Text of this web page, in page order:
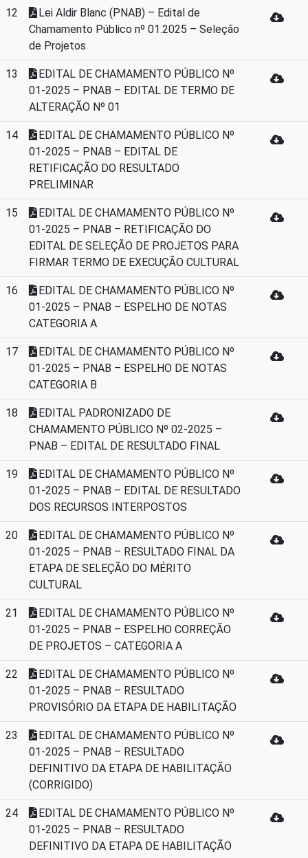
12
Lei Aldir Blanc (PNAB) – Edital de
Chamamento Público nº 01.2025 – Seleção
de Projetos
13
EDITAL DE CHAMAMENTO PÚBLICO Nº
01-2025 – PNAB – EDITAL DE TERMO DE
ALTERAÇÃO Nº 01
14
EDITAL DE CHAMAMENTO PÚBLICO Nº
01-2025 – PNAB – EDITAL DE
RETIFICAÇÃO DO RESULTADO
PRELIMINAR
15
EDITAL DE CHAMAMENTO PÚBLICO Nº
01-2025 – PNAB – RETIFICAÇÃO DO
EDITAL DE SELEÇÃO DE PROJETOS PARA
FIRMAR TERMO DE EXECUÇÃO CULTURAL
16
EDITAL DE CHAMAMENTO PÚBLICO Nº
01-2025 – PNAB – ESPELHO DE NOTAS
CATEGORIA A
17
EDITAL DE CHAMAMENTO PÚBLICO Nº
01-2025 – PNAB – ESPELHO DE NOTAS
CATEGORIA B
18
EDITAL PADRONIZADO DE
CHAMAMENTO PÚBLICO Nº 02-2025 –
PNAB – EDITAL DE RESULTADO FINAL
19
EDITAL DE CHAMAMENTO PÚBLICO Nº
01-2025 – PNAB – EDITAL DE RESULTADO
DOS RECURSOS INTERPOSTOS
20
EDITAL DE CHAMAMENTO PÚBLICO Nº
01-2025 – PNAB – RESULTADO FINAL DA
ETAPA DE SELEÇÃO DO MÉRITO
CULTURAL
21
EDITAL DE CHAMAMENTO PÚBLICO Nº
01-2025 – PNAB – ESPELHO CORREÇÃO
DE PROJETOS – CATEGORIA A
22
EDITAL DE CHAMAMENTO PÚBLICO Nº
01-2025 – PNAB – RESULTADO
PROVISÓRIO DA ETAPA DE HABILITAÇÃO
23
EDITAL DE CHAMAMENTO PÚBLICO Nº
01-2025 – PNAB – RESULTADO
DEFINITIVO DA ETAPA DE HABILITAÇÃO
(CORRIGIDO)
24
EDITAL DE CHAMAMENTO PÚBLICO Nº
01-2025 – PNAB – RESULTADO
DEFINITIVO DA ETAPA DE HABILITAÇÃO